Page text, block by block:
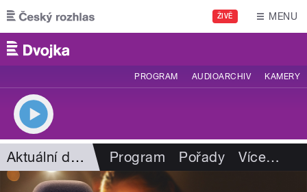
Přejít k hlavnímu obsahu
ŽIVĚ MENU
PROGRAM AUDIOARCHIV KAMERY
Aktuální dění Program Pořady Více…